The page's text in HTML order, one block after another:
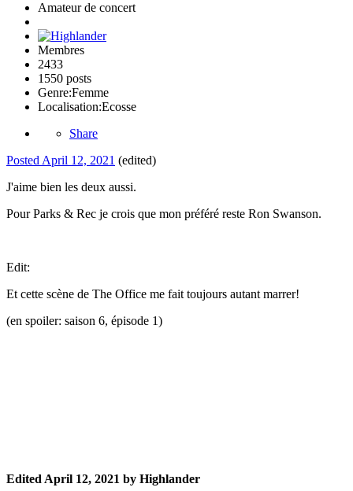
Amateur de concert
Membres
2433
1550 posts
Genre:Femme
Localisation:Ecosse
Share
Posted April 12, 2021 (edited)
J'aime bien les deux aussi.
Pour Parks & Rec je crois que mon préféré reste Ron Swanson.
Edit:
Et cette scène de The Office me fait toujours autant marrer!
(en spoiler: saison 6, épisode 1)
Edited April 12, 2021 by Highlander